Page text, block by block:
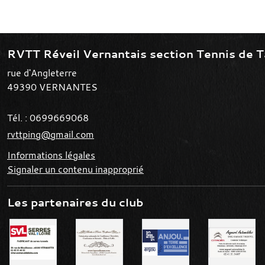
RVTT Réveil Vernantais section Tennis de
rue d'Angleterre
49390 VERNANTES
Tél. : 0699669068
rvttping@gmail.com
Informations légales
Signaler un contenu inapproprié
Les partenaires du club